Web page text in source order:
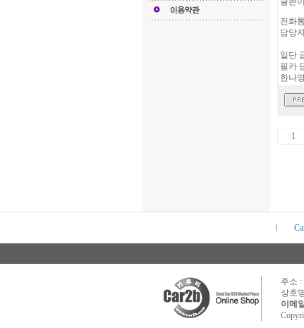
전화
담당
일단
필카
한나
1
주소
상호
이메